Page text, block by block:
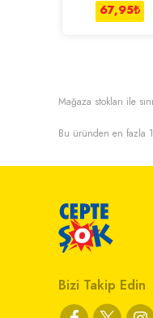
67,95₺
Mağaza stokları ile
Bu üründen en fazla
Bizi Takip Edin